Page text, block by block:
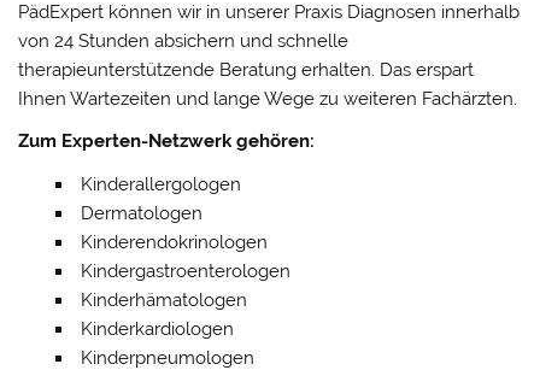
PädExpert können wir in unserer Praxis Diagnosen innerhalb
von 24 Stunden absichern und schnelle
therapieunterstützende Beratung erhalten. Das erspart
Ihnen Wartezeiten und lange Wege zu weiteren Fachärzten.
Zum Experten-Netzwerk gehören:
Kinderallergologen
Dermatologen
Kinderendokrinologen
Kindergastroenterologen
Kinderhämatologen
Kinderkardiologen
Kinderpneumologen